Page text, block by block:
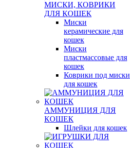
МИСКИ, КОВРИКИ
ДЛЯ КОШЕК
Миски
керамические для
кошек
Миски
пластмассовые для
кошек
Коврики под миски
для кошек
АММУНИЦИЯ ДЛЯ
КОШЕК
Шлейки для кошек